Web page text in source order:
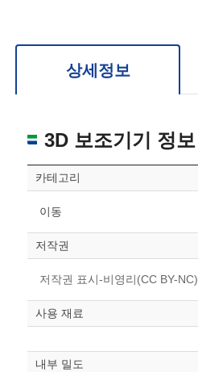
위치 이동: 우측 드래그
상세정보
3D 보조기기 정보
카테고리
이동
저작권
저작권 표시-비영리(CC BY-NC)
사용 재료
내부 밀도